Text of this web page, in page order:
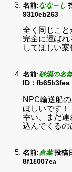
名前:なな～し
9310eb263
全く同じこと
完全に運ば
してほしい案
名前:砂漠の名
ID：fb65b3fea
NPC輸送船
ほしいです！
幸い、まだ連
込んでくるの
名前:倉葉 投稿
8f18007ea